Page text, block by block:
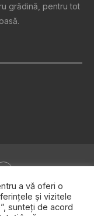
grădină, pentru tot
a vă oferi o
și vizitele
sunteți de acord